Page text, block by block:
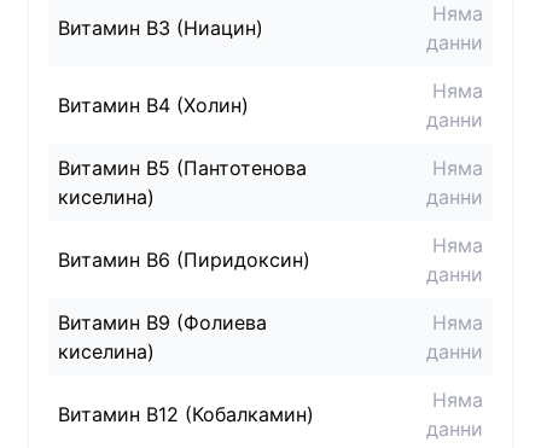
Витамин B3 (Ниацин)
Няма
данни
Витамин B4 (Холин)
Няма
данни
Витамин B5 (Пантотенова
киселина)
Няма
данни
Витамин B6 (Пиридоксин)
Няма
данни
Витамин B9 (Фолиева
киселина)
Няма
данни
Витамин B12 (Кобалкамин)
Няма
данни